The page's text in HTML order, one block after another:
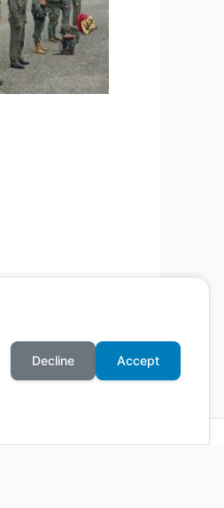
Entrada siguiente
Decline Accept